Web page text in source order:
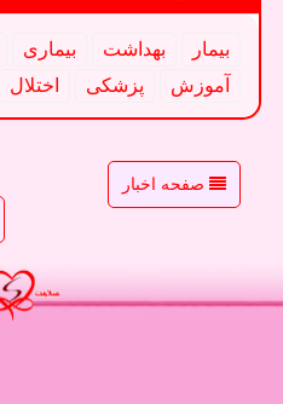
بیمار بهداشت بیماری
آموزش
پزشكی اختلال
صفحه اخبار